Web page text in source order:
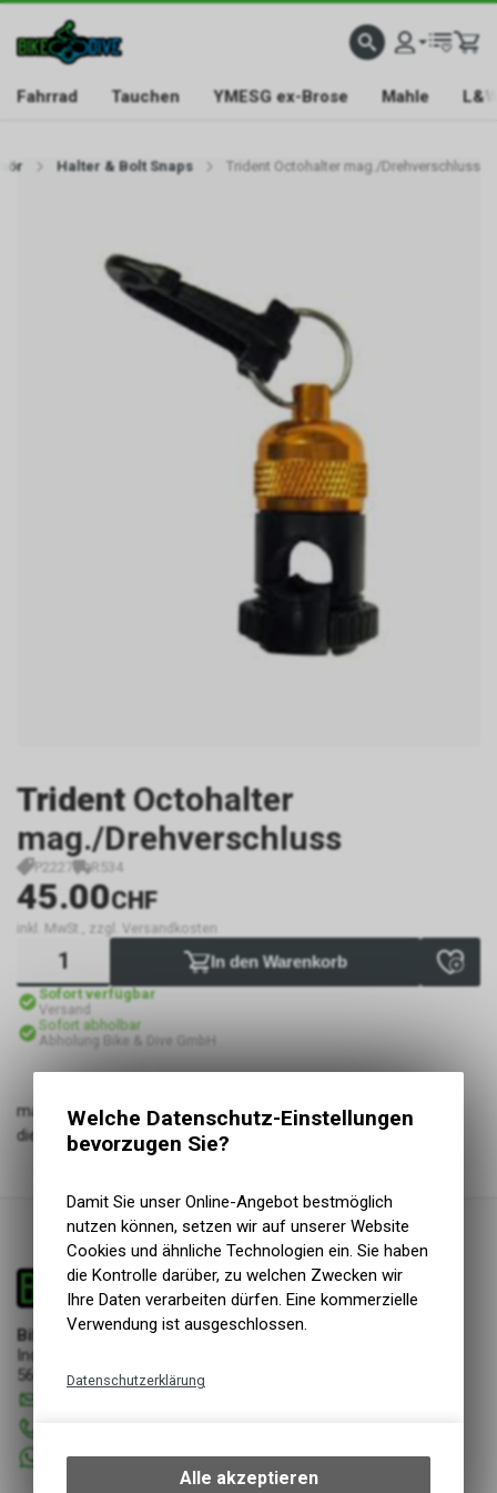
Fahrrad Tauchen YMESG ex-Brose Mahle
Halter & Bolt Snaps Trident Octohalter mag./Drehverschluss
Trident Octohalter
mag./Drehverschluss
P2227 R534
45.00CHF
inkl. MwSt., zzgl. Versandkosten
In den Warenkorb
Sofort verfügbar
Versand
Sofort abholbar
Abholung Bike & Dive GmbH
magnetischer Octopushalter. Durch den Drehverschluss kann
die Halterung dem Schlauchdurchmesser angepasst werden.
Bike & Dive GmbH
Industriestrasse 17
5644 Auw
+41 76 7507072
Welche Datenschutz-Einstellungen
bevorzugen Sie?
Damit Sie unser Online-Angebot bestmöglich
nutzen können, setzen wir auf unserer Website
Cookies und ähnliche Technologien ein. Sie haben
die Kontrolle darüber, zu welchen Zwecken wir
Ihre Daten verarbeiten dürfen. Eine kommerzielle
Verwendung ist ausgeschlossen.
Datenschutzerklärung
bestimmte Interaktionen und
Alle akzeptieren